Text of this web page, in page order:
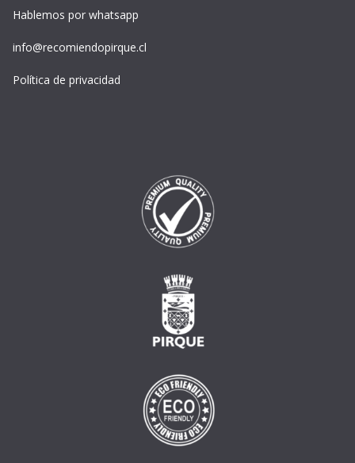
Hablemos por whatsapp
info@recomiendopirque.cl
Política de privacidad